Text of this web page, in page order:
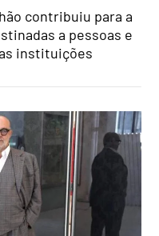
contribuiu para a
a pessoas e
instituições